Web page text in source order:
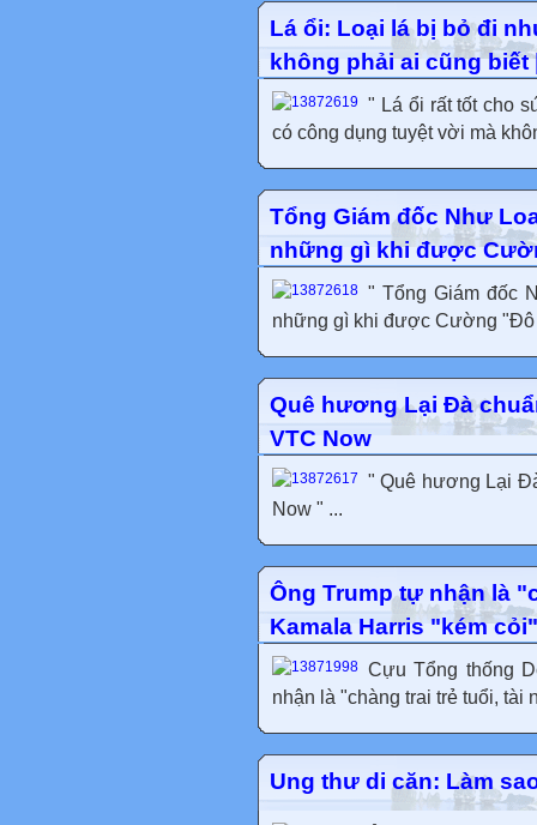
Lá ổi: Loại lá bị bỏ đi
không phải ai cũng biết
" Lá ổi rất tốt cho
có công dụng tuyệt vời mà
Tổng Giám đốc Như
những gì khi được
" Tổng Giám đốc
những gì khi được Cường "Đô
Quê hương Lại Đà
VTC Now
" Quê hương Lại
Now " ...
Ông Trump tự nhận là
Kamala Harris "kém cỏi"
Cựu Tổng thống
nhận là "chàng trai trẻ tuổi, tài
Ung thư di căn: Làm